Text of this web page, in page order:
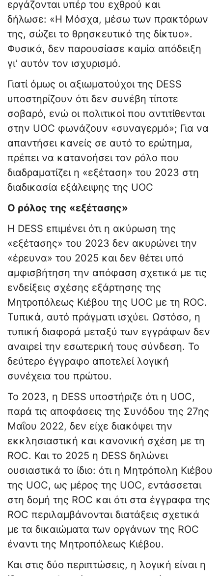
εργάζονται υπέρ του εχθρού και
δήλωσε: «Η Μόσχα, μέσω των πρακτόρων
της, σώζει το θρησκευτικό της δίκτυο».
Φυσικά, δεν παρουσίασε καμία απόδειξη
γι’ αυτόν τον ισχυρισμό.
Γιατί όμως οι αξιωματούχοι της DESS
υποστηρίζουν ότι δεν συνέβη τίποτε
σοβαρό, ενώ οι πολιτικοί που αντιτίθενται
στην UOC φωνάζουν «συναγερμό»; Για να
απαντήσει κανείς σε αυτό το ερώτημα,
πρέπει να κατανοήσει τον ρόλο που
διαδραματίζει η «εξέταση» του 2023 στη
διαδικασία εξάλειψης της UOC
Ο ρόλος της «εξέτασης»
Η DESS επιμένει ότι η ακύρωση της
«εξέτασης» του 2023 δεν ακυρώνει την
«έρευνα» του 2025 και δεν θέτει υπό
αμφισβήτηση την απόφαση σχετικά με τις
ενδείξεις σχέσης εξάρτησης της
Μητροπόλεως Κιέβου της UOC με τη ROC.
Τυπικά, αυτό πράγματι ισχύει. Ωστόσο, η
τυπική διαφορά μεταξύ των εγγράφων δεν
αναιρεί την εσωτερική τους σύνδεση. Το
δεύτερο έγγραφο αποτελεί λογική
συνέχεια του πρώτου.
Το 2023, η DESS υποστήριζε ότι η UOC,
παρά τις αποφάσεις της Συνόδου της 27ης
Μαΐου 2022, δεν είχε διακόψει την
εκκλησιαστική και κανονική σχέση με τη
ROC. Και το 2025 η DESS δηλώνει
ουσιαστικά το ίδιο: ότι η Μητρόπολη Κιέβου
της UOC, ως μέρος της UOC, εντάσσεται
στη δομή της ROC και ότι στα έγγραφα της
ROC περιλαμβάνονται διατάξεις σχετικά
με τα δικαιώματα των οργάνων της ROC
έναντι της Μητροπόλεως Κιέβου.
Και στις δύο περιπτώσεις, η λογική είναι η